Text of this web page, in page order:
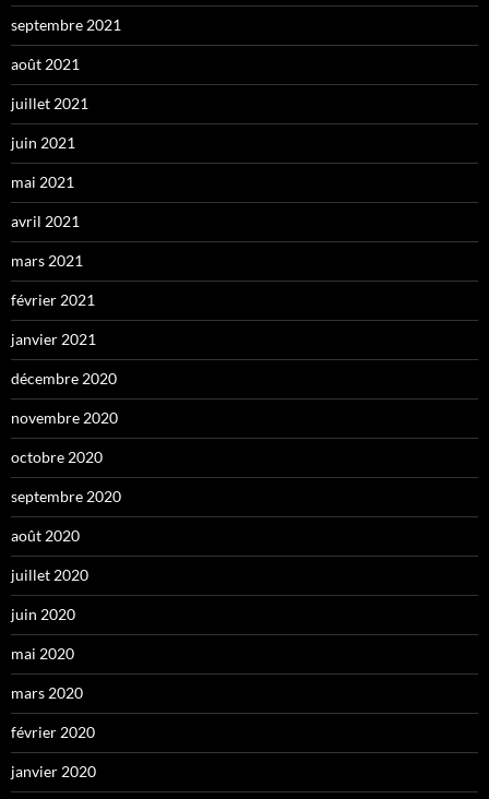
septembre 2021
août 2021
juillet 2021
juin 2021
mai 2021
avril 2021
mars 2021
février 2021
janvier 2021
décembre 2020
novembre 2020
octobre 2020
septembre 2020
août 2020
juillet 2020
juin 2020
mai 2020
mars 2020
février 2020
janvier 2020